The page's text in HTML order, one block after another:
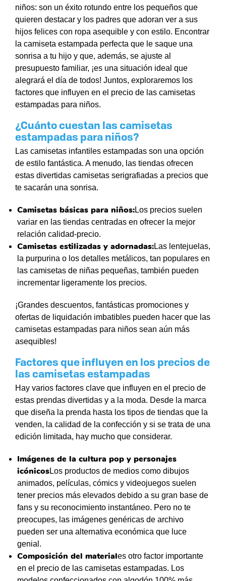
niños: son un éxito rotundo entre los pequeños que
quieren destacar y los padres que adoran ver a sus
hijos felices con ropa asequible y con estilo. Encontrar
la camiseta estampada perfecta que le saque una
sonrisa a tu hijo y que, además, se ajuste al
presupuesto familiar, ¡es una situación ideal que
alegrará el día de todos! Juntos, exploraremos los
factores que influyen en el precio de las camisetas
estampadas para niños.
¿Cuánto cuestan las camisetas
estampadas para niños?
Las camisetas infantiles estampadas son una opción
de estilo fantástica. A menudo, las tiendas ofrecen
estas divertidas camisetas serigrafiadas a precios que
te sacarán una sonrisa.
Camisetas básicas para niños:Los precios suelen
variar en las tiendas centradas en ofrecer la mejor
relación calidad-precio.
Camisetas estilizadas y adornadas:Las lentejuelas,
la purpurina o los detalles metálicos, tan populares en
las camisetas de niñas pequeñas, también pueden
incrementar ligeramente los precios.
¡Grandes descuentos, fantásticas promociones y
ofertas de liquidación imbatibles pueden hacer que las
camisetas estampadas para niños sean aún más
asequibles!
Factores que influyen en los precios de
las camisetas estampadas
Hay varios factores clave que influyen en el precio de
estas prendas divertidas y a la moda. Desde la marca
que diseña la prenda hasta los tipos de tiendas que la
venden, la calidad de la confección y si se trata de una
edición limitada, hay mucho que considerar.
Imágenes de la cultura pop y personajes
icónicosLos productos de medios como dibujos
animados, películas, cómics y videojuegos suelen
tener precios más elevados debido a su gran base de
fans y su reconocimiento instantáneo. Pero no te
preocupes, las imágenes genéricas de archivo
pueden ser una alternativa económica que luce
genial.
Composición del materiales otro factor importante
en el precio de las camisetas estampadas. Los